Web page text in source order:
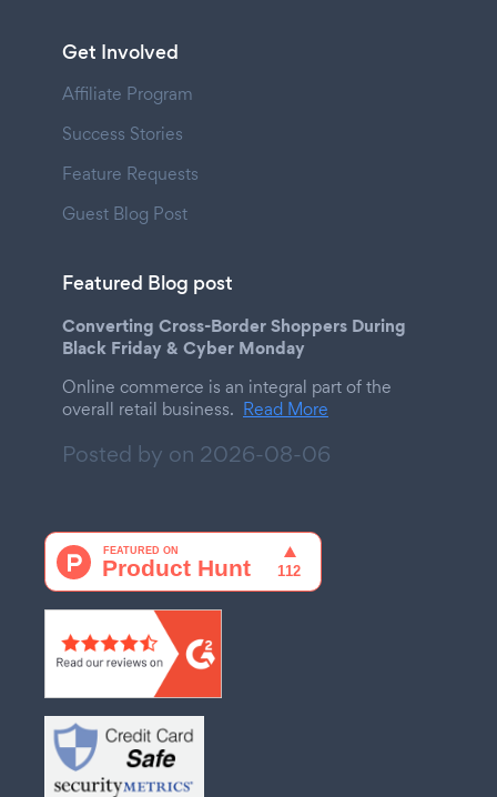
Get Involved
Affiliate Program
Success Stories
Feature Requests
Guest Blog Post
Featured Blog post
Converting Cross-Border Shoppers During
Black Friday & Cyber Monday
Online commerce is an integral part of the
overall retail business. Read More
Posted by on 2026-08-06